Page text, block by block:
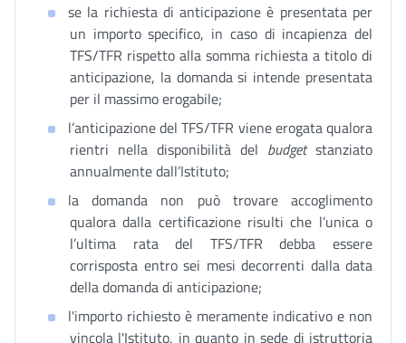
se la richiesta di anticipazione è presentata per
un importo specifico, in caso di incapienza del
TFS/TFR rispetto alla somma richiesta a titolo di
anticipazione, la domanda si intende presentata
per il massimo erogabile;
l’anticipazione del TFS/TFR viene erogata qualora
rientri nella disponibilità del budgetstanziato
annualmente dall’Istituto;
la domanda non può trovare accoglimento
qualora dalla certificazione risulti che l’unica o
l’ultima rata del TFS/TFR debba essere
corrisposta entro sei mesi decorrenti dalla data
della domanda di anticipazione;
l'importo richiesto è meramente indicativo e non
vincola l'Istituto, in quanto in sede di istruttoria